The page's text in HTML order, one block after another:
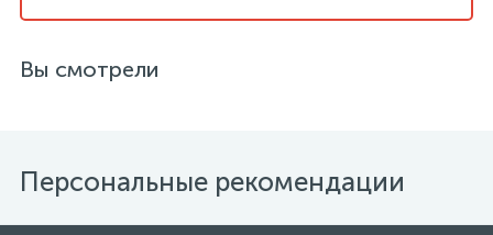
Вы смотрели
Персональные рекомендации